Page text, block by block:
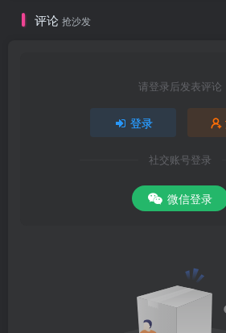
评论 抢沙发
请登录后发表评论
登录
社交账号登录
微信登录